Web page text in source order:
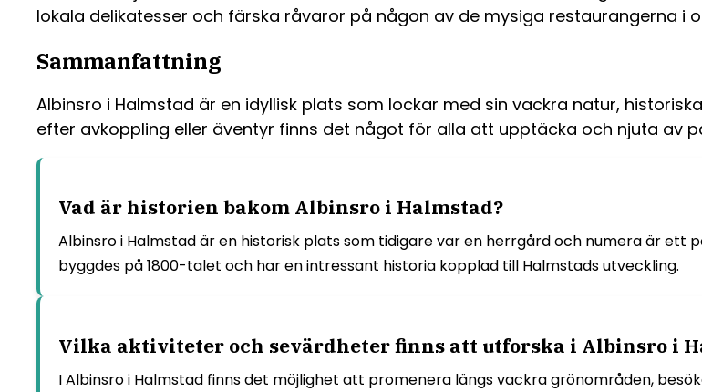
lokala delikatesser och färska råvaror på någon av de mysiga restaurangerna i
Sammanfattning
Albinsro i Halmstad är en idyllisk plats som lockar med sin vackra natur,
efter avkoppling eller äventyr finns det något för alla att upptäcka och njuta av
Vad är historien bakom Albinsro i Halmstad?
Albinsro i Halmstad är en historisk plats som tidigare var en herrgård och numera är
byggdes på 1800-talet och har en intressant historia kopplad till Halmstads utveckling.
Vilka aktiviteter och sevärdheter finns att utforska i Albinsro i
I Albinsro i Halmstad finns det möjlighet att promenera längs vackra grönområden,